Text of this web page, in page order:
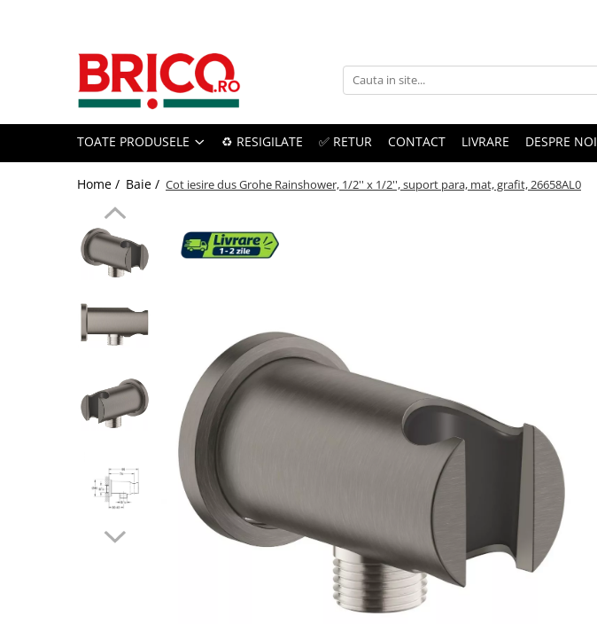
Toate Produsele
Baterii sanitare
Baterii chiuveta baie
Baterii cada si dus
Accesorii baterii
Coloane de dus
Sisteme de dus incastrate
Brate si palarii dus
TOATE PRODUSELE ♻️ RESIGILATE ✅ RETUR CONTACT LIVRARE DESPRE NOI
Home / Baie / Cot iesire dus Grohe Rainshower, 1/2'' x 1/2'', suport para, mat, grafit, 26658AL0